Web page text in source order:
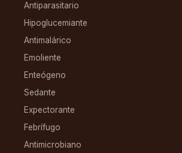
Antiparasitario
Hipoglucemiante
Antimalárico
Emoliente
Enteógeno
Sedante
Expectorante
Febrífugo
Antimicrobiano